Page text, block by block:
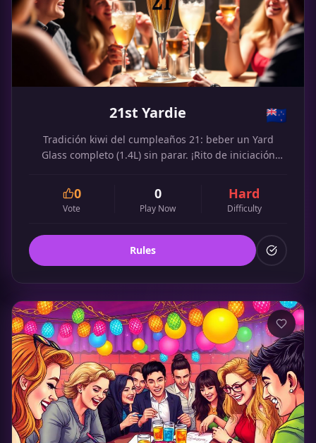
21st Yardie 🇳🇿
Tradición kiwi del cumpleaños 21: beber un Yard
Glass completo (1.4L) sin parar. ¡Rito de iniciación
0
Vote
0
Play Now
Hard
Difficulty
Rules